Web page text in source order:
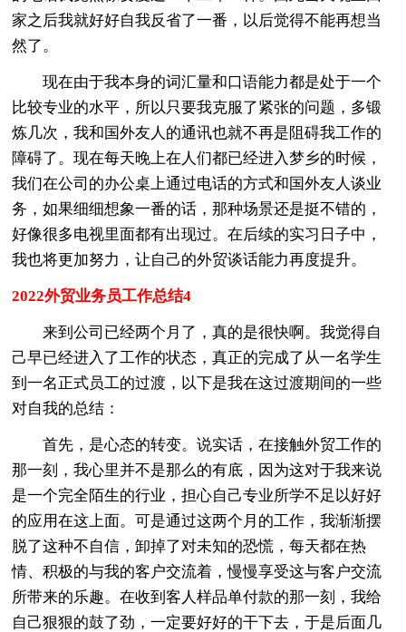
家之后我就好好自我反省了一番，以后觉得不能再想当
然了。
现在由于我本身的词汇量和口语能力都是处于一个
比较专业的水平，所以只要我克服了紧张的问题，多锻
炼几次，我和国外友人的通讯也就不再是阻碍我工作的
障碍了。现在每天晚上在人们都已经进入梦乡的时候，
我们在公司的办公桌上通过电话的方式和国外友人谈业
务，如果细细想象一番的话，那种场景还是挺不错的，
好像很多电视里面都有出现过。在后续的实习日子中，
我也将更加努力，让自己的外贸谈话能力再度提升。
2022外贸业务员工作总结4
来到公司已经两个月了，真的是很快啊。我觉得自
己早已经进入了工作的状态，真正的完成了从一名学生
到一名正式员工的过渡，以下是我在这过渡期间的一些
对自我的总结：
首先，是心态的转变。说实话，在接触外贸工作的
那一刻，我心里并不是那么的有底，因为这对于我来说
是一个完全陌生的行业，担心自己专业所学不足以好好
的应用在这上面。可是通过这两个月的工作，我渐渐摆
脱了这种不自信，卸掉了对未知的恐慌，每天都在热
情、积极的与我的客户交流着，慢慢享受这与客户交流
所带来的乐趣。在收到客人样品单付款的那一刻，我给
自己狠狠的鼓了劲，一定要好好的干下去，于是后面几